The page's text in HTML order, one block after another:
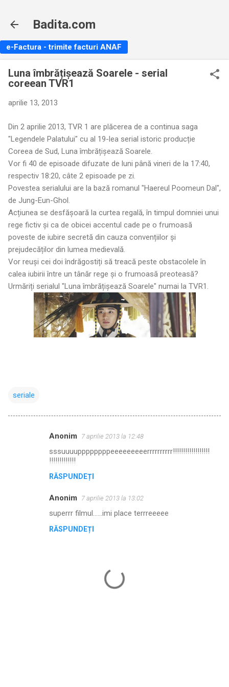
Badita.com
e-Factura - trimite facturi ANAF
Luna îmbrățișează Soarele - serial
coreean TVR1
aprilie 13, 2013
Din 2 aprilie 2013, TVR 1 are plăcerea de a continua saga
"Legendele Palatului" cu al 19-lea serial istoric producție
Coreea de Sud, Luna îmbrățișează Soarele.
Vor fi 40 de episoade difuzate de luni până vineri de la 17:40,
respectiv 18:20, câte 2 episoade pe zi.
Povestea serialului are la bază romanul "Haereul Poomeun Dal",
de Jung-Eun-Ghol.
Acțiunea se desfășoară la curtea regală, în timpul domniei unui
rege fictiv și ca de obicei accentul cade pe o frumoasă
poveste de iubire secretă din cauza convențiilor și
prejudecăților din lumea medievală.
Vor reuși cei doi îndrăgostiți să treacă peste obstacolele în
calea iubirii între un tânăr rege și o frumoasă preoteasă?
Urmăriți serialul "Luna îmbrățișează Soarele" numai la TVR1.
seriale
Anonim 7 aprilie 2013 la 12:48
sssuuuuppppppppeeeeeeeeerrrrrrrrrr!!!!!!!!!!!!!!!!!!
!!!!!!!!!!!!!
RĂSPUNDEȚI
Anonim 7 aprilie 2013 la 13:02
superrr filmul......imi place terrreeeee
RĂSPUNDEȚI